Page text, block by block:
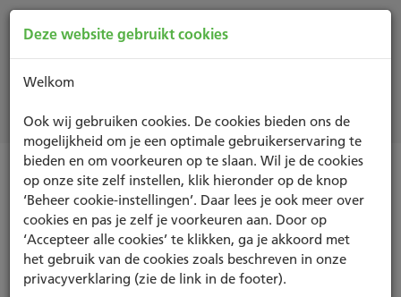
Projecten
Foto: De Zwarte Hond
NIEUWBOUW EN RENOVATIE
Deze website gebruikt cookies
Welkom
Ook wij gebruiken cookies. De cookies bieden ons de
mogelijkheid om je een optimale gebruikerservaring te
bieden en om voorkeuren op te slaan. Wil je de cookies
op onze site zelf instellen, klik hieronder op de knop
‘Beheer cookie-instellingen’. Daar lees je ook meer over
cookies en pas je zelf je voorkeuren aan. Door op
‘Accepteer alle cookies’ te klikken, ga je akkoord met
het gebruik van de cookies zoals beschreven in onze
privacyverklaring (zie de link in de footer).